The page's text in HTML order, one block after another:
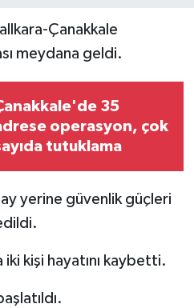
Çanakkale
meydana geldi.
35
operasyon, çok
tutuklama
yerine güvenlik güçleri
kişi hayatını kaybetti.